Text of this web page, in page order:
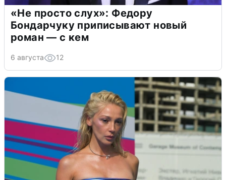
«Не просто слух»: Федору
Бондарчуку приписывают новый
роман — с кем
6 августа 12